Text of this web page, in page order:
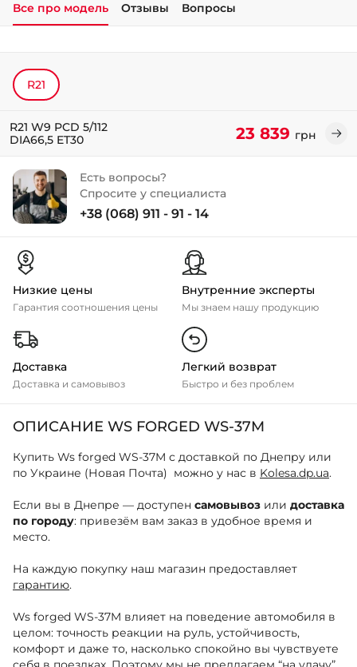
Все про модель Отзывы Вопросы
R21
R21 W9 PCD 5/112
DIA66,5 ET30
23 839 грн
Есть вопросы?
Спросите у специалиста
+38 (068) 911 - 91 - 14
Низкие цены
Гарантия соотношения цены
Внутренние эксперты
Мы знаем нашу продукцию
Доставка
Доставка и самовывоз
Легкий возврат
Быстро и без проблем
ОПИСАНИЕ WS FORGED WS-37M
Купить Ws forged WS-37M с доставкой по Днепру или
по Украине (Новая Почта) можно у нас в Kolesa.dp.ua.
Если вы в Днепре — доступен самовывоз или доставка
по городу: привезём вам заказ в удобное время и
место.
На каждую покупку наш магазин предоставляет
гарантию.
Ws forged WS-37M влияет на поведение автомобиля в
целом: точность реакции на руль, устойчивость,
комфорт и даже то, насколько спокойно вы чувствуете